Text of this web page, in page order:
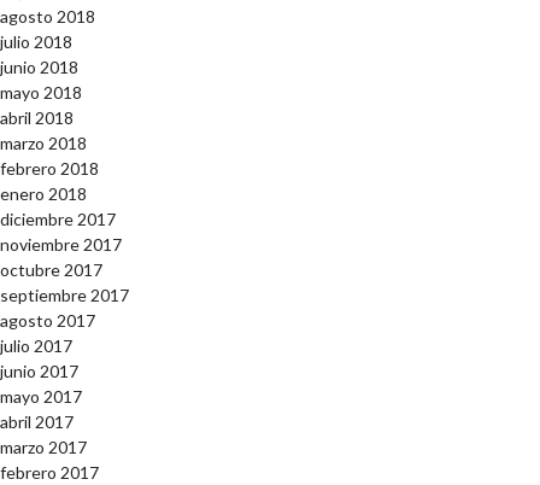
agosto 2018
julio 2018
junio 2018
mayo 2018
abril 2018
marzo 2018
febrero 2018
enero 2018
diciembre 2017
noviembre 2017
octubre 2017
septiembre 2017
agosto 2017
julio 2017
junio 2017
mayo 2017
abril 2017
marzo 2017
febrero 2017